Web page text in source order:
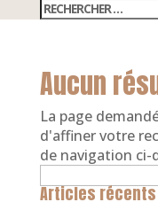
Aucun
La page
d'affiner votre
de navigation ci-
Articles récents